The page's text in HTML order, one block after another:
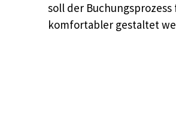
soll der
komfortabler gestaltet